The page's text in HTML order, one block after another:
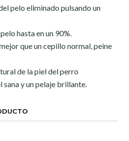
pelo eliminado pulsando un
hasta en un 90%.
que un cepillo normal, peine
de la piel del perro
y un pelaje brillante.